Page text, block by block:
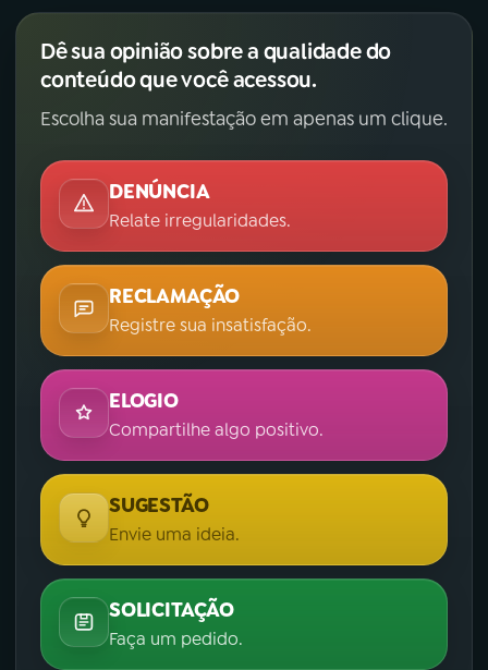
Dê sua opinião sobre a qualidade do
conteúdo que você acessou.
Escolha sua manifestação em apenas um clique.
DENÚNCIA
Relate irregularidades.
RECLAMAÇÃO
Registre sua insatisfação.
ELOGIO
Compartilhe algo positivo.
SUGESTÃO
Envie uma ideia.
SOLICITAÇÃO
Faça um pedido.